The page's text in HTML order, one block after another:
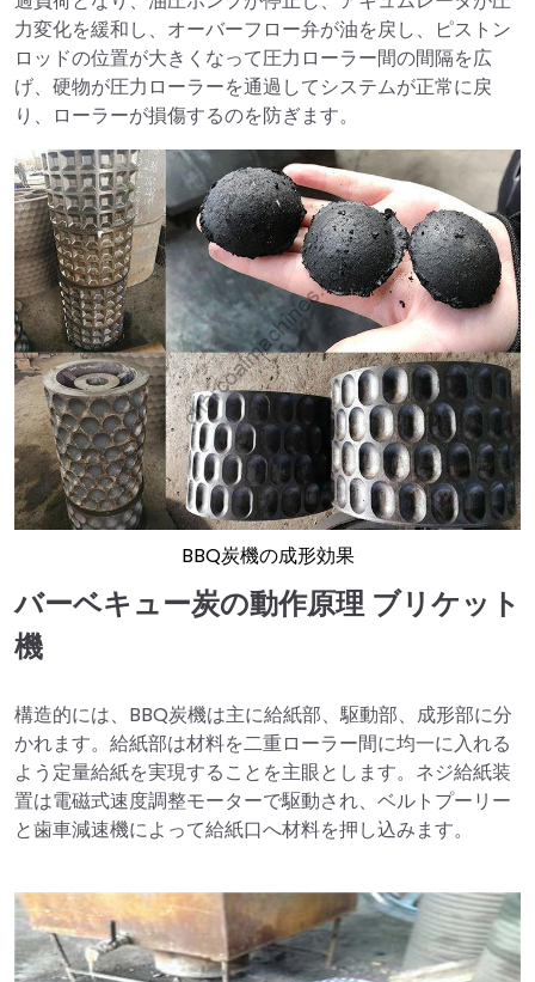
力変化を緩和し、オーバーフロー弁が油を戻し、ピストン
ロッドの位置が大きくなって圧力ローラー間の間隔を広
げ、硬物が圧力ローラーを通過してシステムが正常に戻
り、ローラーが損傷するのを防ぎます。
BBQ炭機の成形効果
バーベキュー炭の動作原理 ブリケット
機
構造的には、BBQ炭機は主に給紙部、駆動部、成形部に分
かれます。給紙部は材料を二重ローラー間に均一に入れる
よう定量給紙を実現することを主眼とします。ネジ給紙装
置は電磁式速度調整モーターで駆動され、ベルトプーリー
と歯車減速機によって給紙口へ材料を押し込みます。